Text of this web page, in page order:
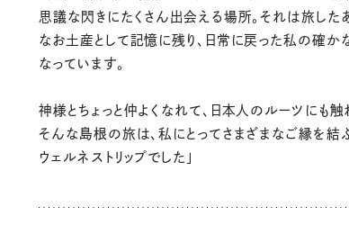
思議な閃きにたくさん出会える場所。それは旅した
なお土産として記憶に残り、日常に戻った私の確か
なっています。
神様とちょっと仲よくなれて、日本人のルーツにも触
そんな島根の旅は、私にとってさまざまなご縁を結
ウェルネストリップでした」